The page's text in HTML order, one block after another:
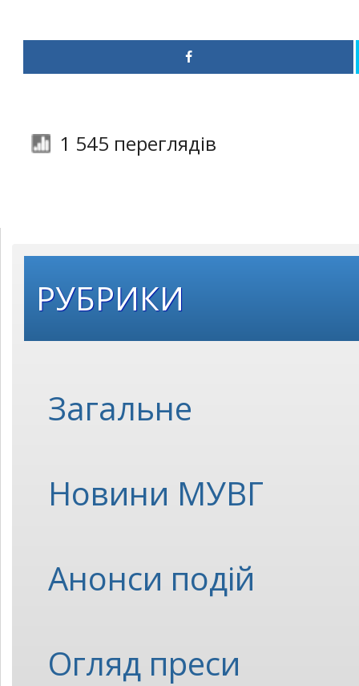
1 545 переглядів
РУБРИКИ
Загальне
Новини МУВГ
Анонси подій
Огляд преси